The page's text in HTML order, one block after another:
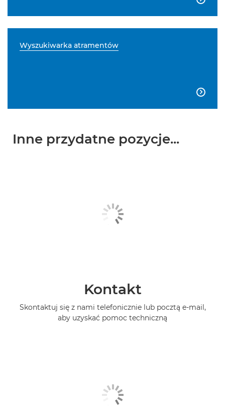
Wyszukiwarka atramentów

Inne przydatne pozycje...
Kontakt
Skontaktuj się z nami telefonicznie lub pocztą e-mail,
aby uzyskać pomoc techniczną